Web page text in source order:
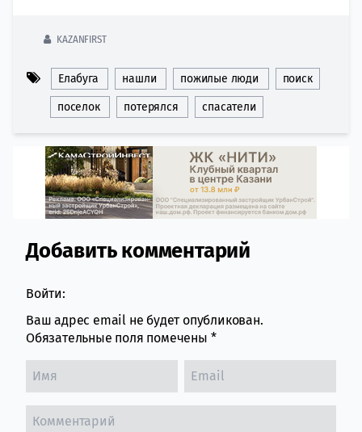
KAZANFIRST
Елабуга нашли пожилые люди поиск
поселок потерялся спасатели
Comment section
Добавить комментарий
Войти:
Ваш адрес email не будет опубликован.
Обязательные поля помечены *